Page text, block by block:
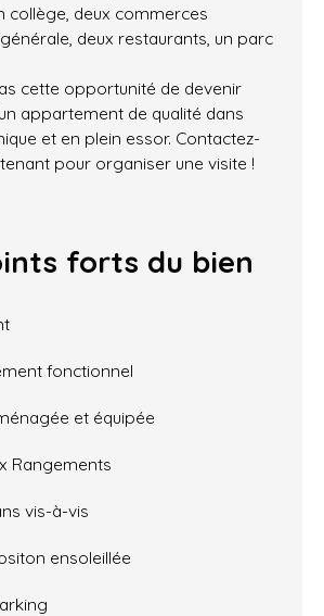
collège, deux commerces
deux restaurants, un parc
cette opportunité de devenir
appartement de qualité dans
et en plein essor. Contactez-
pour organiser une visite !
forts du bien
fonctionnel
et équipée
Rangements
vis-à-vis
ensoleillée